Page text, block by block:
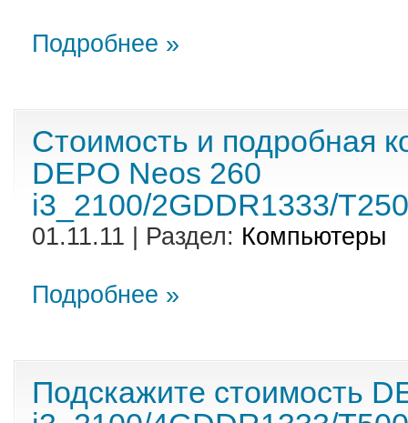
Подробнее »
Стоимость и подробная
DEPO Neos 260
i3_2100/2GDDR1333/
01.11.11 | Раздел: Компьютеры
Подробнее »
Подскажите стоимость